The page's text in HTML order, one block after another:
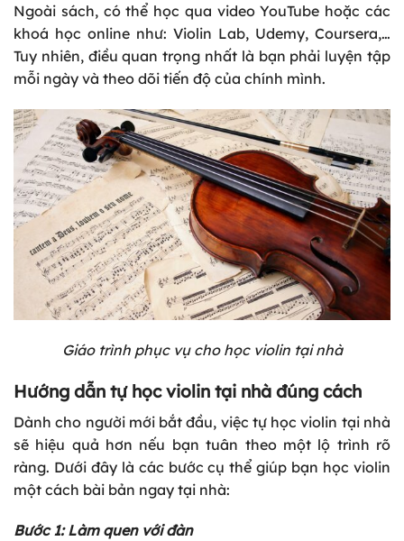
Ngoài sách, có thể học qua video YouTube hoặc các
khoá học online như: Violin Lab, Udemy, Coursera,…
Tuy nhiên, điều quan trọng nhất là bạn phải luyện tập
mỗi ngày và theo dõi tiến độ của chính mình.
Giáo trình phục vụ cho học violin tại nhà
Hướng dẫn tự học violin tại nhà đúng cách
Dành cho người mới bắt đầu, việc tự học violin tại nhà
sẽ hiệu quả hơn nếu bạn tuân theo một lộ trình rõ
ràng. Dưới đây là các bước cụ thể giúp bạn học violin
một cách bài bản ngay tại nhà:
Bước 1: Làm quen với đàn